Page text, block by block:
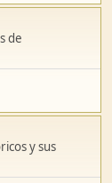
de
y sus